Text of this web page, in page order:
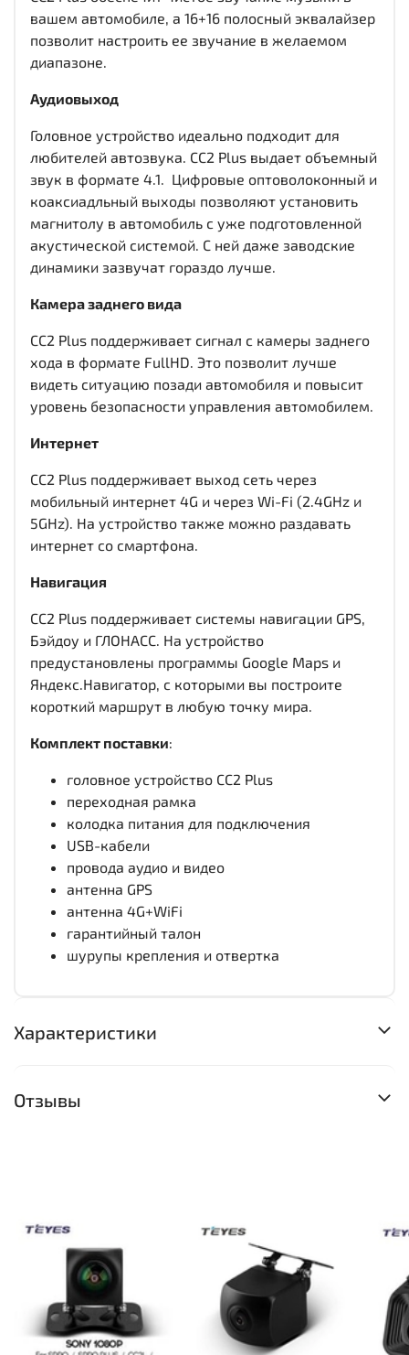
вашем автомобиле, а 16+16 полосный эквалайзер
позволит настроить ее звучание в желаемом
диапазоне.
Аудиовыход
Головное устройство идеально подходит для
любителей автозвука. CC2 Plus выдает объемный
звук в формате 4.1. Цифровые оптоволоконный и
коаксиадльный выходы позволяют установить
магнитолу в автомобиль с уже подготовленной
акустической системой. С ней даже заводские
динамики зазвучат гораздо лучше.
Камера заднего вида
CC2 Plus поддерживает сигнал с камеры заднего
хода в формате FullHD. Это позволит лучше
видеть ситуацию позади автомобиля и повысит
уровень безопасности управления автомобилем.
Интернет
CC2 Plus поддерживает выход сеть через
мобильный интернет 4G и через Wi-Fi (2.4GHz и
5GHz). На устройство также можно раздавать
интернет со смартфона.
Навигация
CC2 Plus поддерживает системы навигации GPS,
Бэйдоу и ГЛОНАСС. На устройство
предустановлены программы Google Maps и
Яндекс.Навигатор, с которыми вы построите
короткий маршрут в любую точку мира.
Комплект поставки:
головное устройство CC2 Plus
переходная рамка
колодка питания для подключения
USB-кабели
провода аудио и видео
антенна GPS
антенна 4G+WiFi
гарантийный талон
шурупы крепления и отвертка
Характеристики
Отзывы